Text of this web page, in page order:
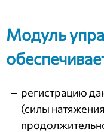
Модуль
регистрацию
(силы